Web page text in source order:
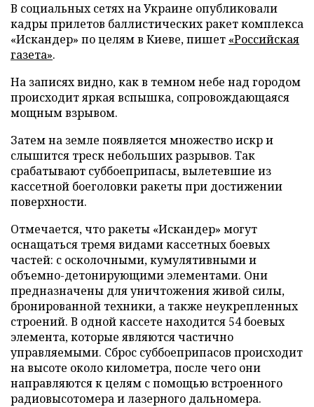
В социальных сетях на Украине опубликовали
кадры прилетов баллистических ракет комплекса
«Искандер» по целям в Киеве, пишет «Российская
газета».
На записях видно, как в темном небе над городом
происходит яркая вспышка, сопровождающаяся
мощным взрывом.
Затем на земле появляется множество искр и
слышится треск небольших разрывов. Так
срабатывают суббоеприпасы, вылетевшие из
кассетной боеголовки ракеты при достижении
поверхности.
Отмечается, что ракеты «Искандер» могут
оснащаться тремя видами кассетных боевых
частей: с осколочными, кумулятивными и
объемно-детонирующими элементами. Они
предназначены для уничтожения живой силы,
бронированной техники, а также неукрепленных
строений. В одной кассете находится 54 боевых
элемента, которые являются частично
управляемыми. Сброс суббоеприпасов происходит
на высоте около километра, после чего они
направляются к целям с помощью встроенного
радиовысотомера и лазерного дальномера.